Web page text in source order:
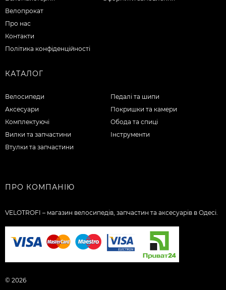
Велопрокат
Про нас
Контакти
Політика конфіденційності
КАТАЛОГ
Велосипеди
Аксесуари
Комплектуючі
Вилки та запчастини
Втулки та запчастини
Педалі та шипи
Покришки та камери
Обода та спиці
Інструменти
ПРО КОМПАНІЮ
VELOTROFI – магазин велосипедів, запчастин та аксесуарів в Одесі.
© 2026